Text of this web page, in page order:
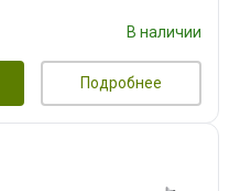
В наличии
Подробнее